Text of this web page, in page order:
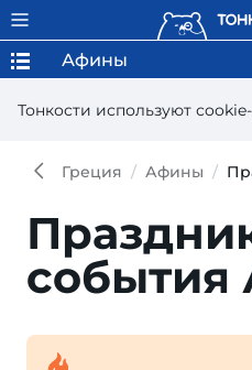
Тонкости используют
Афины
Греция Афины
события